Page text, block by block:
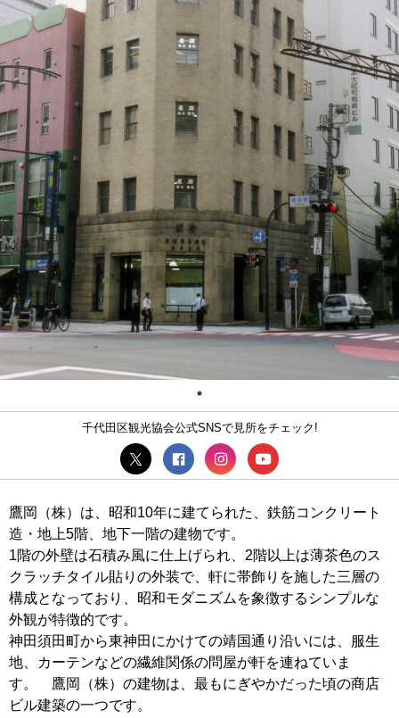
千代田区観光協会公式SNSで見所をチェック!
鷹岡（株）は、昭和10年に建てられた、鉄筋コンクリート
造・地上5階、地下一階の建物です。
1階の外壁は石積み風に仕上げられ、2階以上は薄茶色のス
クラッチタイル貼りの外装で、軒に帯飾りを施した三層の
構成となっており、昭和モダニズムを象徴するシンプルな
外観が特徴的です。
神田須田町から東神田にかけての靖国通り沿いには、服生
地、カーテンなどの繊維関係の問屋が軒を連ねていま
す。 鷹岡（株）の建物は、最もにぎやかだった頃の商店
ビル建築の一つです。